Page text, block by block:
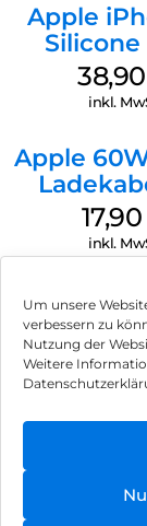
Um unsere
verbessern zu
Nutzung der
Weitere
Apple
Silicone
inkl.
Apple
17,90
inkl.
Impressum